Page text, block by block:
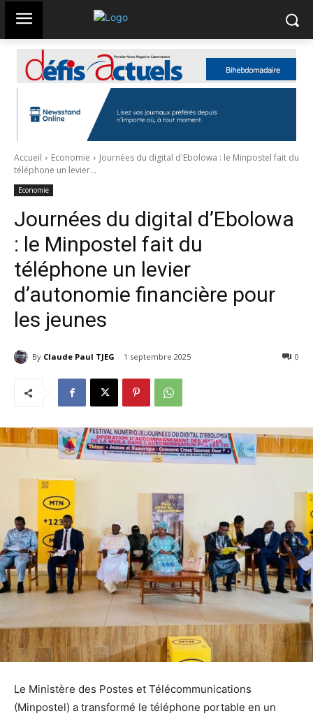
Accueil Economie
Journées du digital d'Ebolowa : le Minpostel fait du
téléphone un levier...
Economie
Journées du digital d’Ebolowa
: le Minpostel fait du
téléphone un levier
d’autonomie financière pour
les jeunes
By Claude Paul TJEG 1 septembre 2025 0
Le Ministère des Postes et Télécommunications
(Minpostel) a transformé le téléphone portable en un